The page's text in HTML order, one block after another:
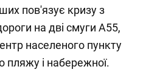
пов'язує кризу з
на дві смуги А55,
населеного пункту
пляжу і набережної.